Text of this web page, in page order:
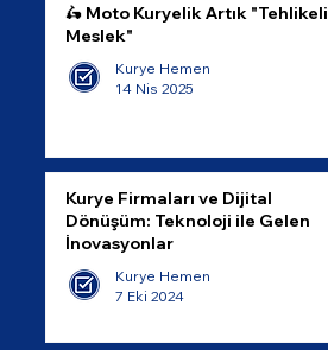
🛵 Moto Kuryelik Artık "Tehlikeli
Meslek"
Kurye Hemen
14 Nis 2025
Kurye Firmaları ve Dijital
Dönüşüm: Teknoloji ile Gelen
İnovasyonlar
Kurye Hemen
7 Eki 2024